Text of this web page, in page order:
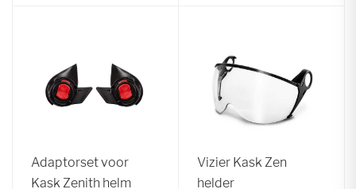
Adaptorset voor
Kask Zenith helm
Vizier Kask Zen
helder